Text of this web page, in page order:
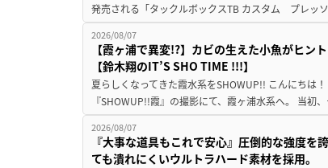
発売される「タックルボックスTB カスタム プレッ
2026/08/07
【霞ヶ浦で異変!?】カビの生えた小魚がヒ
【鈴木翔のIT’S SHO TIME !!!】
夏らしくなってきた霞水系をSHOWUP!! こんにち
『SHOWUP!!霞』の撮影にて、霞ヶ浦水系へ。 当初
2026/08/07
『大事な道具もこれで安心』圧倒的な強度
ても潰れにくいウルトラハード素材を採用。